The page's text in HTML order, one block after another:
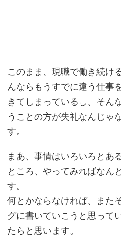
このまま、現職で働き続け
んならもうすでに違う仕事
きてしまっているし、そん
うことの方が失礼なんじゃ
す。
まあ、事情はいろいろとあ
ところ、やってみればなん
す。
何とかならなければ、また
グに書いていこうと思って
たらと思います。